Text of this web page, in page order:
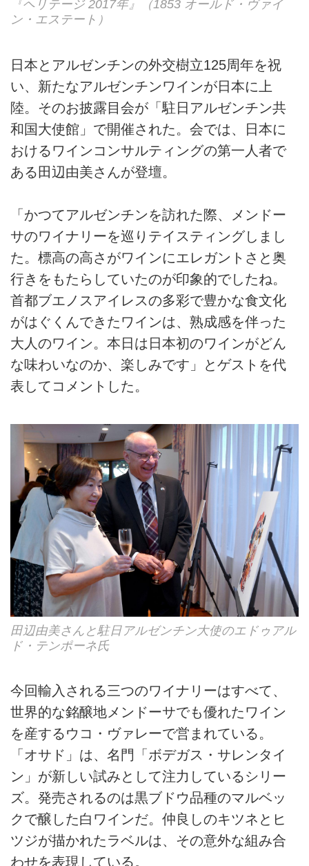
『ヘリテージ 2017年』（1853 オールド・ヴァイ
ン・エステート）
日本とアルゼンチンの外交樹立125周年を祝
い、新たなアルゼンチンワインが日本に上
陸。そのお披露目会が「駐日アルゼンチン共
和国大使館」で開催された。会では、日本に
おけるワインコンサルティングの第一人者で
ある田辺由美さんが登壇。
「かつてアルゼンチンを訪れた際、メンドー
サのワイナリーを巡りテイスティングしまし
た。標高の高さがワインにエレガントさと奥
行きをもたらしていたのが印象的でしたね。
首都ブエノスアイレスの多彩で豊かな食文化
がはぐくんできたワインは、熟成感を伴った
大人のワイン。本日は日本初のワインがどん
な味わいなのか、楽しみです」とゲストを代
表してコメントした。
田辺由美さんと駐日アルゼンチン大使のエドゥアル
ド・テンポーネ氏
今回輸入される三つのワイナリーはすべて、
世界的な銘醸地メンドーサでも優れたワイン
を産するウコ・ヴァレーで営まれている。
「オサド」は、名門「ボデガス・サレンタイ
ン」が新しい試みとして注力しているシリー
ズ。発売されるのは黒ブドウ品種のマルベッ
クで醸した白ワインだ。仲良しのキツネとヒ
ツジが描かれたラベルは、その意外な組み合
わせを表現している。